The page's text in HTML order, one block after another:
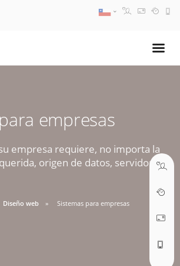
empresas
empresa requiere, no importa la
origen de datos, servidores,
Diseño web Sistemas para empresas
09:30 AM A 18:30 PM
soporte@webseo.cl
ABRIR TICKET